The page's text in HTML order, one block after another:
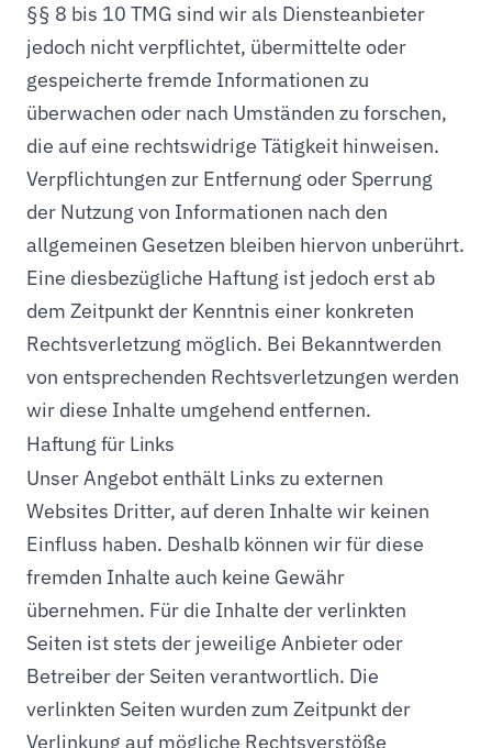
§§ 8 bis 10 TMG sind wir als Diensteanbieter
jedoch nicht verpflichtet, übermittelte oder
gespeicherte fremde Informationen zu
überwachen oder nach Umständen zu forschen,
die auf eine rechtswidrige Tätigkeit hinweisen.
Verpflichtungen zur Entfernung oder Sperrung
der Nutzung von Informationen nach den
allgemeinen Gesetzen bleiben hiervon unberührt.
Eine diesbezügliche Haftung ist jedoch erst ab
dem Zeitpunkt der Kenntnis einer konkreten
Rechtsverletzung möglich. Bei Bekanntwerden
von entsprechenden Rechtsverletzungen werden
wir diese Inhalte umgehend entfernen.
Haftung für Links
Unser Angebot enthält Links zu externen
Websites Dritter, auf deren Inhalte wir keinen
Einfluss haben. Deshalb können wir für diese
fremden Inhalte auch keine Gewähr
übernehmen. Für die Inhalte der verlinkten
Seiten ist stets der jeweilige Anbieter oder
Betreiber der Seiten verantwortlich. Die
verlinkten Seiten wurden zum Zeitpunkt der
Verlinkung auf mögliche Rechtsverstöße